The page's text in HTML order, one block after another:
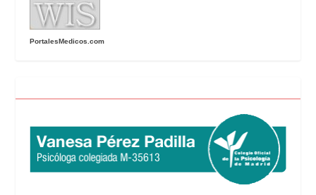
PortalesMedicos.com